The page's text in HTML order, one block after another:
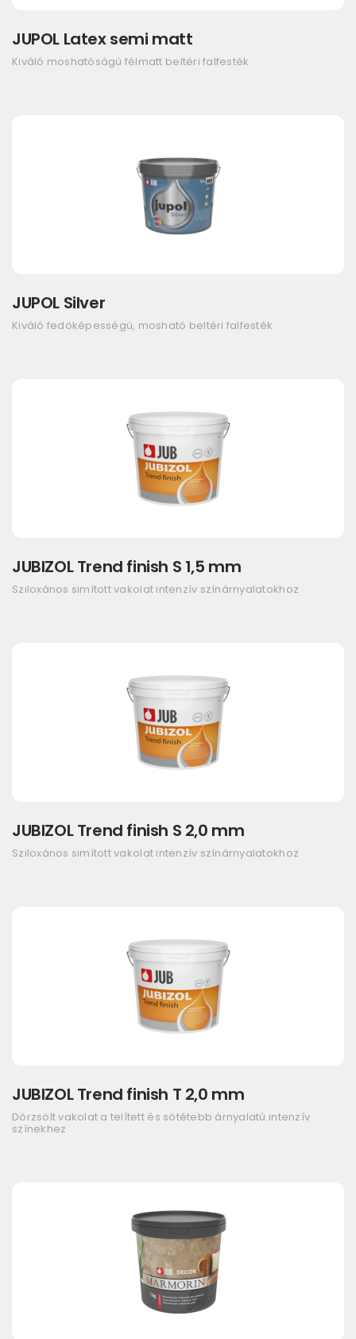
JUPOL Latex semi matt
Kiváló moshatóságú félmatt beltéri falfesték
JUPOL Silver
Kiváló fedőképességű, mosható beltéri falfesték
JUBIZOL Trend finish S 1,5 mm
Sziloxános simított vakolat intenzív színárnyalatokhoz
JUBIZOL Trend finish S 2,0 mm
Sziloxános simított vakolat intenzív színárnyalatokhoz
JUBIZOL Trend finish T 2,0 mm
Dörzsölt vakolat a telített és sötétebb árnyalatú intenzív
színekhez